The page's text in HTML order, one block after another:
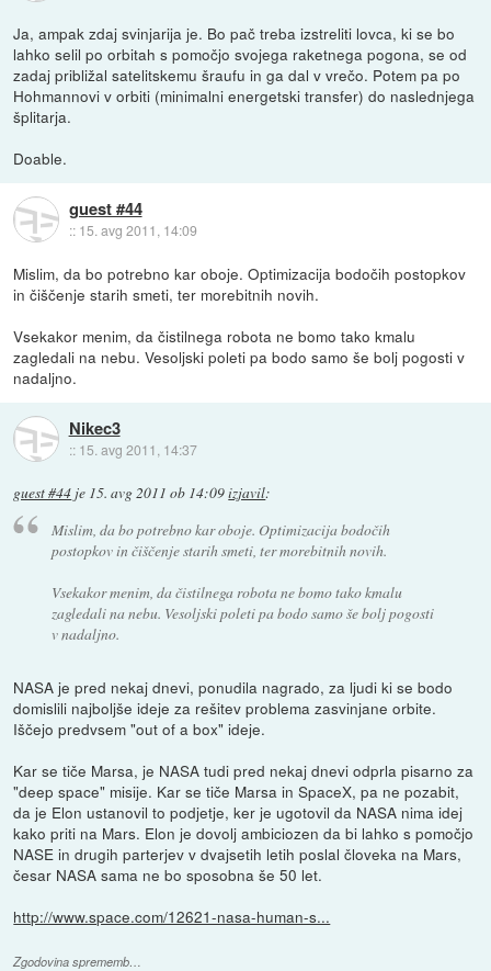
Ja, ampak zdaj svinjarija je. Bo pač treba izstreliti lovca, ki se bo
lahko selil po orbitah s pomočjo svojega raketnega pogona, se od
zadaj približal satelitskemu šraufu in ga dal v vrečo. Potem pa po
Hohmannovi v orbiti (minimalni energetski transfer) do naslednjega
šplitarja.
Doable.
guest #44
:: 15. avg 2011, 14:09
Mislim, da bo potrebno kar oboje. Optimizacija bodočih postopkov
in čiščenje starih smeti, ter morebitnih novih.
Vsekakor menim, da čistilnega robota ne bomo tako kmalu
zagledali na nebu. Vesoljski poleti pa bodo samo še bolj pogosti v
nadaljno.
Nikec3
:: 15. avg 2011, 14:37
guest #44 je 15. avg 2011 ob 14:09izjavil:
Mislim, da bo potrebno kar oboje. Optimizacija bodočih
postopkov in čiščenje starih smeti, ter morebitnih novih.
Vsekakor menim, da čistilnega robota ne bomo tako kmalu
zagledali na nebu. Vesoljski poleti pa bodo samo še bolj pogosti
v nadaljno.
NASA je pred nekaj dnevi, ponudila nagrado, za ljudi ki se bodo
domislili najboljše ideje za rešitev problema zasvinjane orbite.
Iščejo predvsem "out of a box" ideje.
Kar se tiče Marsa, je NASA tudi pred nekaj dnevi odprla pisarno za
"deep space" misije. Kar se tiče Marsa in SpaceX, pa ne pozabit,
da je Elon ustanovil to podjetje, ker je ugotovil da NASA nima idej
kako priti na Mars. Elon je dovolj ambiciozen da bi lahko s pomočjo
NASE in drugih parterjev v dvajsetih letih poslal človeka na Mars,
česar NASA sama ne bo sposobna še 50 let.
http://www.space.com/12621-nasa-human-s...
Zgodovina sprememb…